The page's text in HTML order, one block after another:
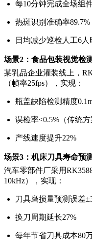
每10分钟完成全场组
热斑识别准确率89.7%
日均减少巡检人工6人
场景2：食品包装视觉检测
某乳品企业灌装线上，
（帧率25fps），实现：
瓶盖缺陷检测精度
误检率<0.5%（传统方
产线速度提升22%
场景3：机床刀具寿命预测
汽车零部件厂采用
10kHz），实现：
刀具磨损量预测误差
换刀周期延长27%
每年节省刀具成本80